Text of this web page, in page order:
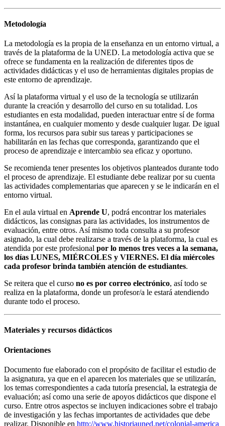
Metodología
La metodología es la propia de la enseñanza en un entorno virtual, a
través de la plataforma de la UNED. La metodología activa que se
ofrece se fundamenta en la realización de diferentes tipos de
actividades didácticas y el uso de herramientas digitales propias de
este entorno de aprendizaje.
Así la plataforma virtual y el uso de la tecnología se utilizarán
durante la creación y desarrollo del curso en su totalidad. Los
estudiantes en esta modalidad, pueden interactuar entre sí de forma
instantánea, en cualquier momento y desde cualquier lugar. De igual
forma, los recursos para subir sus tareas y participaciones se
habilitarán en las fechas que corresponda, garantizando que el
proceso de aprendizaje e intercambio sea eficaz y oportuno.
Se recomienda tener presentes los objetivos planteados durante todo
el proceso de aprendizaje. El estudiante debe realizar por su cuenta
las actividades complementarias que aparecen y se le indicarán en el
entorno virtual.
En el aula virtual en Aprende U, podrá encontrar los materiales
didácticos, las consignas para las actividades, los instrumentos de
evaluación, entre otros. Así mismo toda consulta a su profesor
asignado, la cual debe realizarse a través de la plataforma, la cual es
atendida por este profesional por lo menos tres veces a la semana,
los días LUNES, MIÉRCOLES y VIERNES. El día miércoles
cada profesor brinda también atención de estudiantes.
Se reitera que el curso no es por correo electrónico, así todo se
realiza en la plataforma, donde un profesor/a le estará atendiendo
durante todo el proceso.
Materiales y recursos didácticos
Orientaciones
Documento fue elaborado con el propósito de facilitar el estudio de
la asignatura, ya que en el aparecen los materiales que se utilizarán,
los temas correspondientes a cada tutoría presencial, la estrategia de
evaluación; así como una serie de apoyos didácticos que dispone el
curso. Entre otros aspectos se incluyen indicaciones sobre el trabajo
de investigación y las fechas importantes de actividades que debe
realizar. Disponible en http://www.historiauned.net/colonial-america